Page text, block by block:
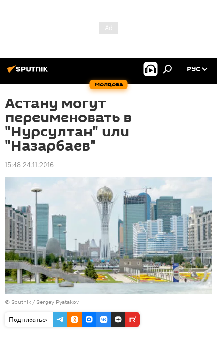
Молдова
РУС
Астану могут
переименовать в
"Нурсултан" или
"Назарбаев"
15:48 24.11.2016
© Sputnik / Sergey Pyatakov
Подписаться